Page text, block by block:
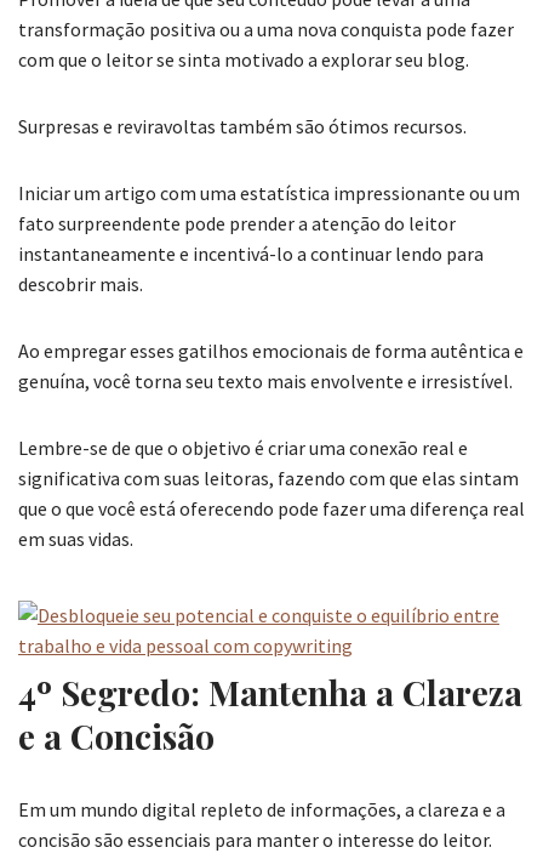
transformação positiva ou a uma nova conquista pode fazer
com que o leitor se sinta motivado a explorar seu blog.
Surpresas e reviravoltas também são ótimos recursos.
Iniciar um artigo com uma estatística impressionante ou um
fato surpreendente pode prender a atenção do leitor
instantaneamente e incentivá-lo a continuar lendo para
descobrir mais.
Ao empregar esses gatilhos emocionais de forma autêntica e
genuína, você torna seu texto mais envolvente e irresistível.
Lembre-se de que o objetivo é criar uma conexão real e
significativa com suas leitoras, fazendo com que elas sintam
que o que você está oferecendo pode fazer uma diferença real
em suas vidas.
4º Segredo: Mantenha a Clareza
e a Concisão
Em um mundo digital repleto de informações, a clareza e a
concisão são essenciais para manter o interesse do leitor.